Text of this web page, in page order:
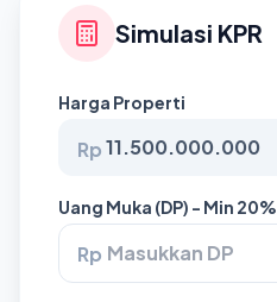
Simulasi KPR
Harga Properti
Rp
Uang Muka (DP) - Min 20%
Rp